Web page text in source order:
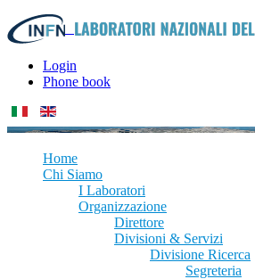
Login
Phone book
Home
Chi Siamo
I Laboratori
Organizzazione
Direttore
Divisioni & Servizi
Divisione Ricerca
Segreteria